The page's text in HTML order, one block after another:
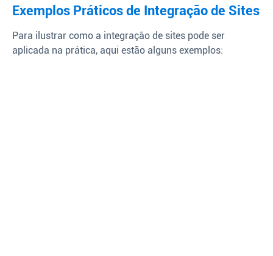
Exemplos Práticos de Integração de Sites
Para ilustrar como a integração de sites pode ser
aplicada na prática, aqui estão alguns exemplos: